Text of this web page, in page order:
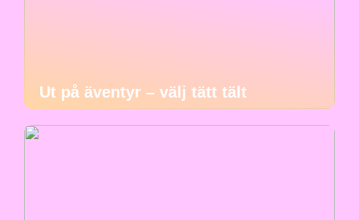
Ut på äventyr – välj tätt tält